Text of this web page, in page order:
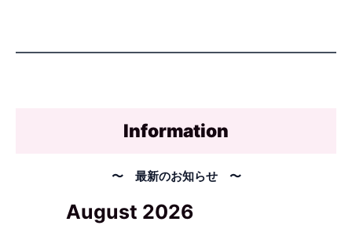
Information
〜 最新のお知らせ 〜
August 2026